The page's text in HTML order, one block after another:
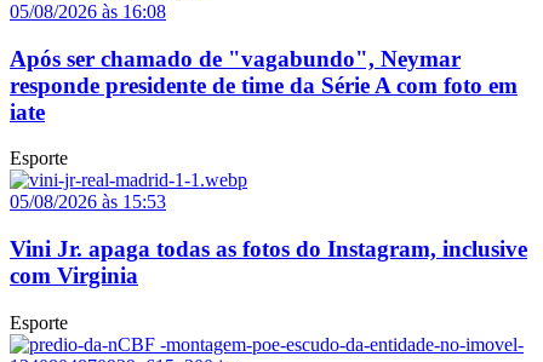
05/08/2026 às 16:08
Após ser chamado de "vagabundo", Neymar
responde presidente de time da Série A com foto em
iate
Esporte
05/08/2026 às 15:53
Vini Jr. apaga todas as fotos do Instagram, inclusive
com Virginia
Esporte